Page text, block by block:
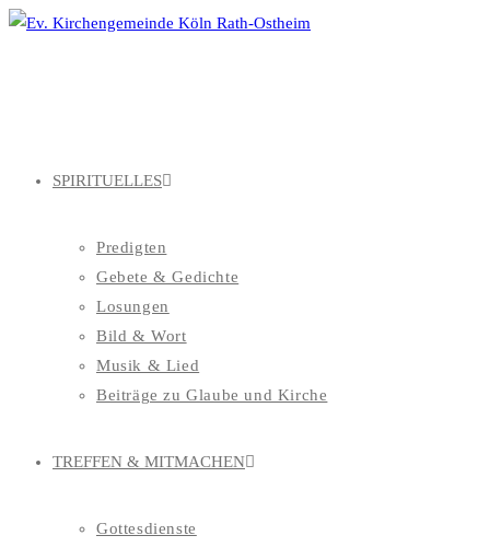
Zum
SPIRITUELLES
Predigten
Gebete & Gedichte
Losungen
Bild & Wort
Musik & Lied
Beiträge zu Glaube und Kirche
TREFFEN & MITMACHEN
Gottesdienste